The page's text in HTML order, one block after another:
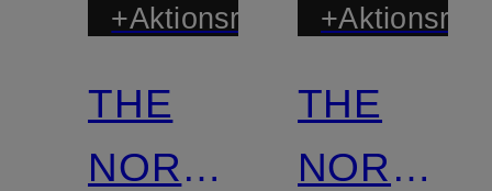
+Aktionsrabatt
THE
NORTH
THE
NORTH